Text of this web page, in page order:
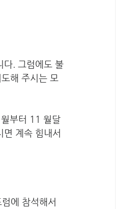
다. 그럼에도 불
해 주시는 모
부터 11 월달
계속 힘내서
에 참석해서